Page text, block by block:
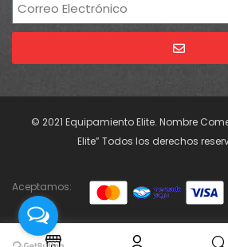
© 2021 Equipamiento Elite. Nombre
Elite” Todos los derechos
Aceptamos: